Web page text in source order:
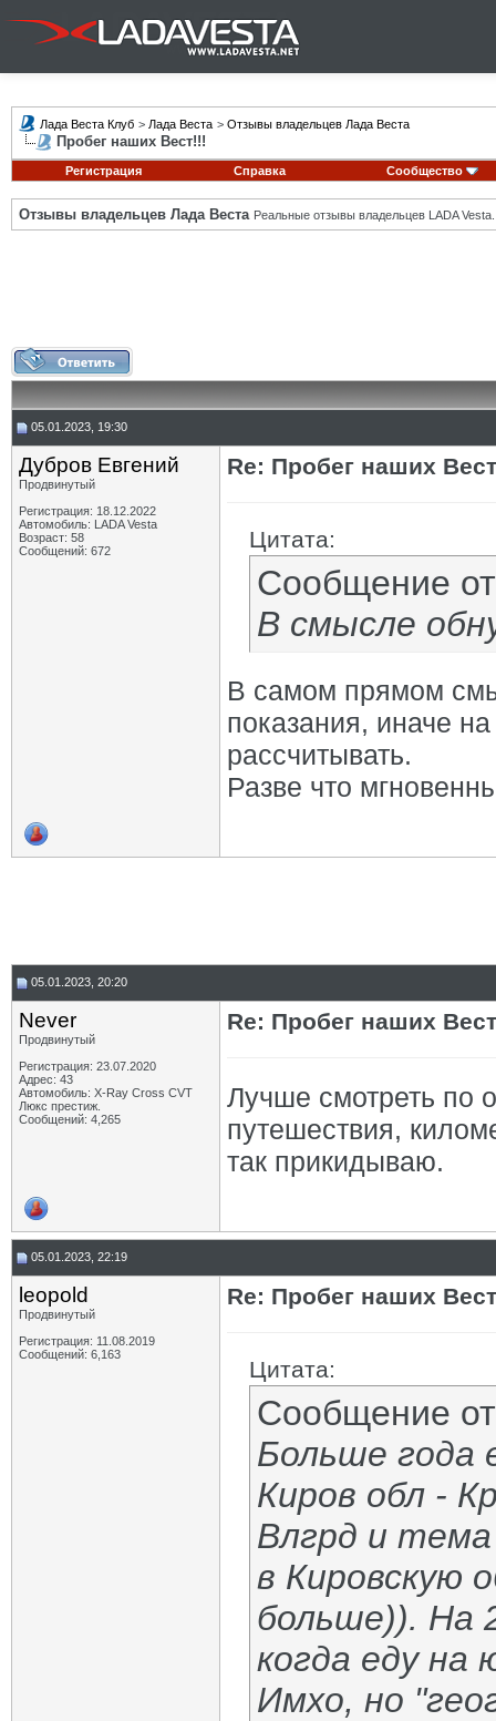
Лада Веста Клуб > Лада Веста > Отзывы владельцев Лада Веста
Пробег наших Вест!!!
Регистрация Справка Сообщество
Отзывы владельцев Лада Веста Реальные отзывы владельцев LADA Vesta.
05.01.2023, 19:30
Дубров Евгений
Продвинутый
Регистрация: 18.12.2022
Автомобиль: LADA Vesta
Возраст: 58
Сообщений: 672
Re: Пробег наших
Цитата:
Сообщение
В смысле
В самом прямом
показания, иначе
рассчитывать.
Разве что
05.01.2023, 20:20
Never
Продвинутый
Регистрация: 23.07.2020
Адрес: 43
Автомобиль: X-Ray Cross CVT
Люкс престиж.
Сообщений: 4,265
Re: Пробег наших
Лучше смотреть по
путешествия,
так прикидываю.
05.01.2023, 22:19
leopold
Продвинутый
Регистрация: 11.08.2019
Сообщений: 6,163
Re: Пробег наших
Цитата:
Сообщение
Больше года
Киров обл -
Влгрд и
в Кировскую
больше)). На
когда еду на
Имхо, но